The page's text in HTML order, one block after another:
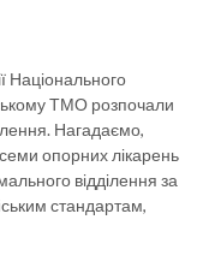
Національного
ТМО розпочали
Нагадаємо,
опорних лікарень
відділення за
стандартам,